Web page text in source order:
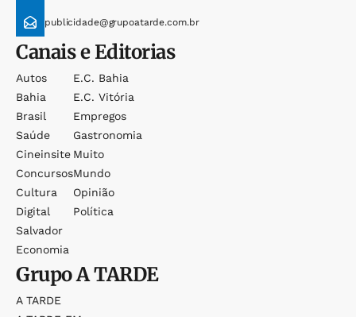
publicidade@grupoatarde.com.br
Canais e Editorias
Autos
Bahia
Brasil
Saúde
Cineinsite
Concursos
Cultura
Digital
Salvador
Economia
E.c. Bahia
E.c. Vitória
Empregos
Gastronomia
Muito
Mundo
Opinião
Política
GrupoA TARDE
A TARDE